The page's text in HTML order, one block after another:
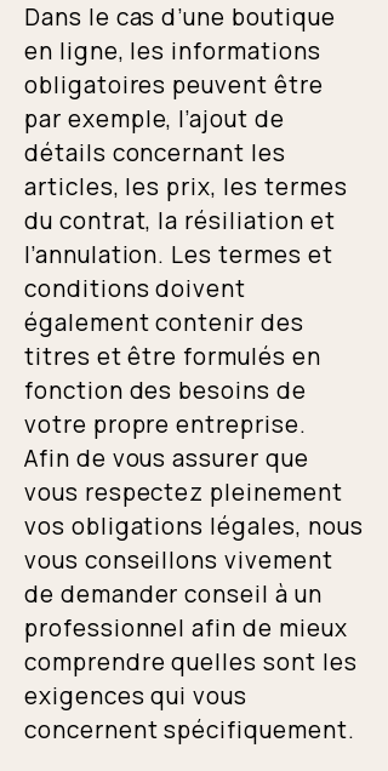
Dans le cas d’une boutique
en ligne, les informations
obligatoires peuvent être
par exemple, l’ajout de
détails concernant les
articles, les prix, les termes
du contrat, la résiliation et
l’annulation. Les termes et
conditions doivent
également contenir des
titres et être formulés en
fonction des besoins de
votre propre entreprise.
Afin de vous assurer que
vous respectez pleinement
vos obligations légales, nous
vous conseillons vivement
de demander conseil à un
professionnel afin de mieux
comprendre quelles sont les
exigences qui vous
concernent spécifiquement.